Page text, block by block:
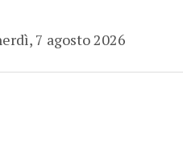
7 agosto 2026